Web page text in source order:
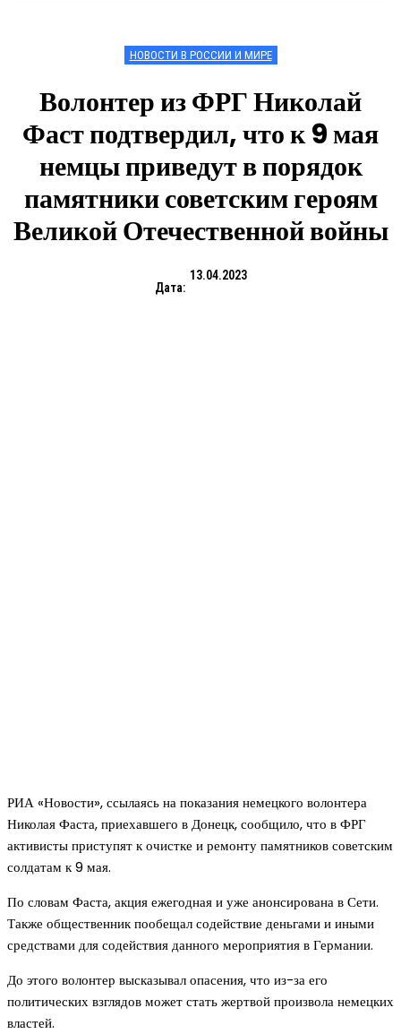
НОВОСТИ В РОССИИ И МИРЕ
Волонтер из ФРГ Николай
Фаст подтвердил, что к 9 мая
немцы приведут в порядок
памятники советским героям
Великой Отечественной войны
Дата:
13.04.2023
РИА «Новости», ссылаясь на показания немецкого волонтера
Николая Фаста, приехавшего в Донецк, сообщило, что в ФРГ
активисты приступят к очистке и ремонту памятников советским
солдатам к 9 мая.
По словам Фаста, акция ежегодная и уже анонсирована в Сети.
Также общественник пообещал содействие деньгами и иными
средствами для содействия данного мероприятия в Германии.
До этого волонтер высказывал опасения, что из-за его
политических взглядов может стать жертвой произвола немецких
властей.